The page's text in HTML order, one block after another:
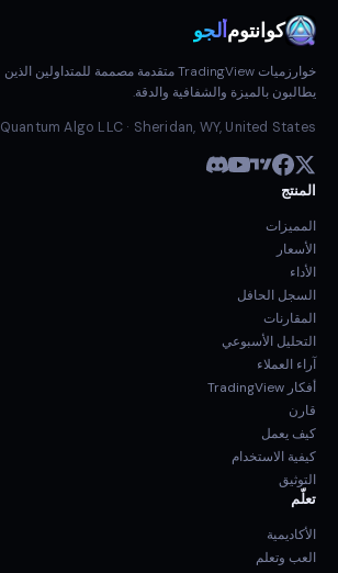
كوانتومألجو
خوارزميات TradingView متقدمة مصممة للمتداولين الذين
يطالبون بالميزة والشفافية والدقة.
Quantum Algo LLC · Sheridan, WY, United States
المنتج
المميزات
الأسعار
الأداء
السجل الحافل
المقارنات
التحليل الأسبوعي
آراء العملاء
أفكار TradingView
قارن
كيف يعمل
كيفية الاستخدام
التوثيق
تعلّم
الأكاديمية
العب وتعلم